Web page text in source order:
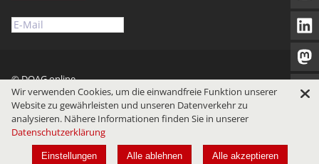
© DOAG online
Impressum
Datenschutz Nutzungsbedingungen
Wir verwenden Cookies, um die einwandfreie Funktion unserer
Website zu gewährleisten und unseren Datenverkehr zu
analysieren. Nähere Informationen finden Sie in unserer
Datenschutzerklärung
Einstellungen Alle ablehnen Alle akzeptieren